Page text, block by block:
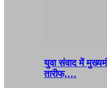
युवा संवाद में
तारीफ,…